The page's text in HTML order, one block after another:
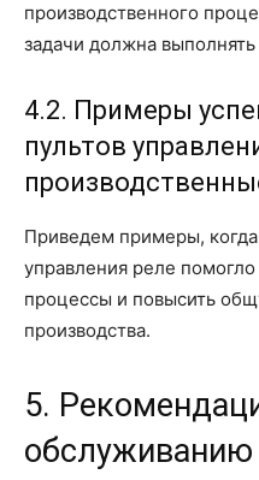
производственного
задачи должна
4.2. Примеры
пультов
Приведем примеры,
управления реле
процессы и повысить
производства.
5.